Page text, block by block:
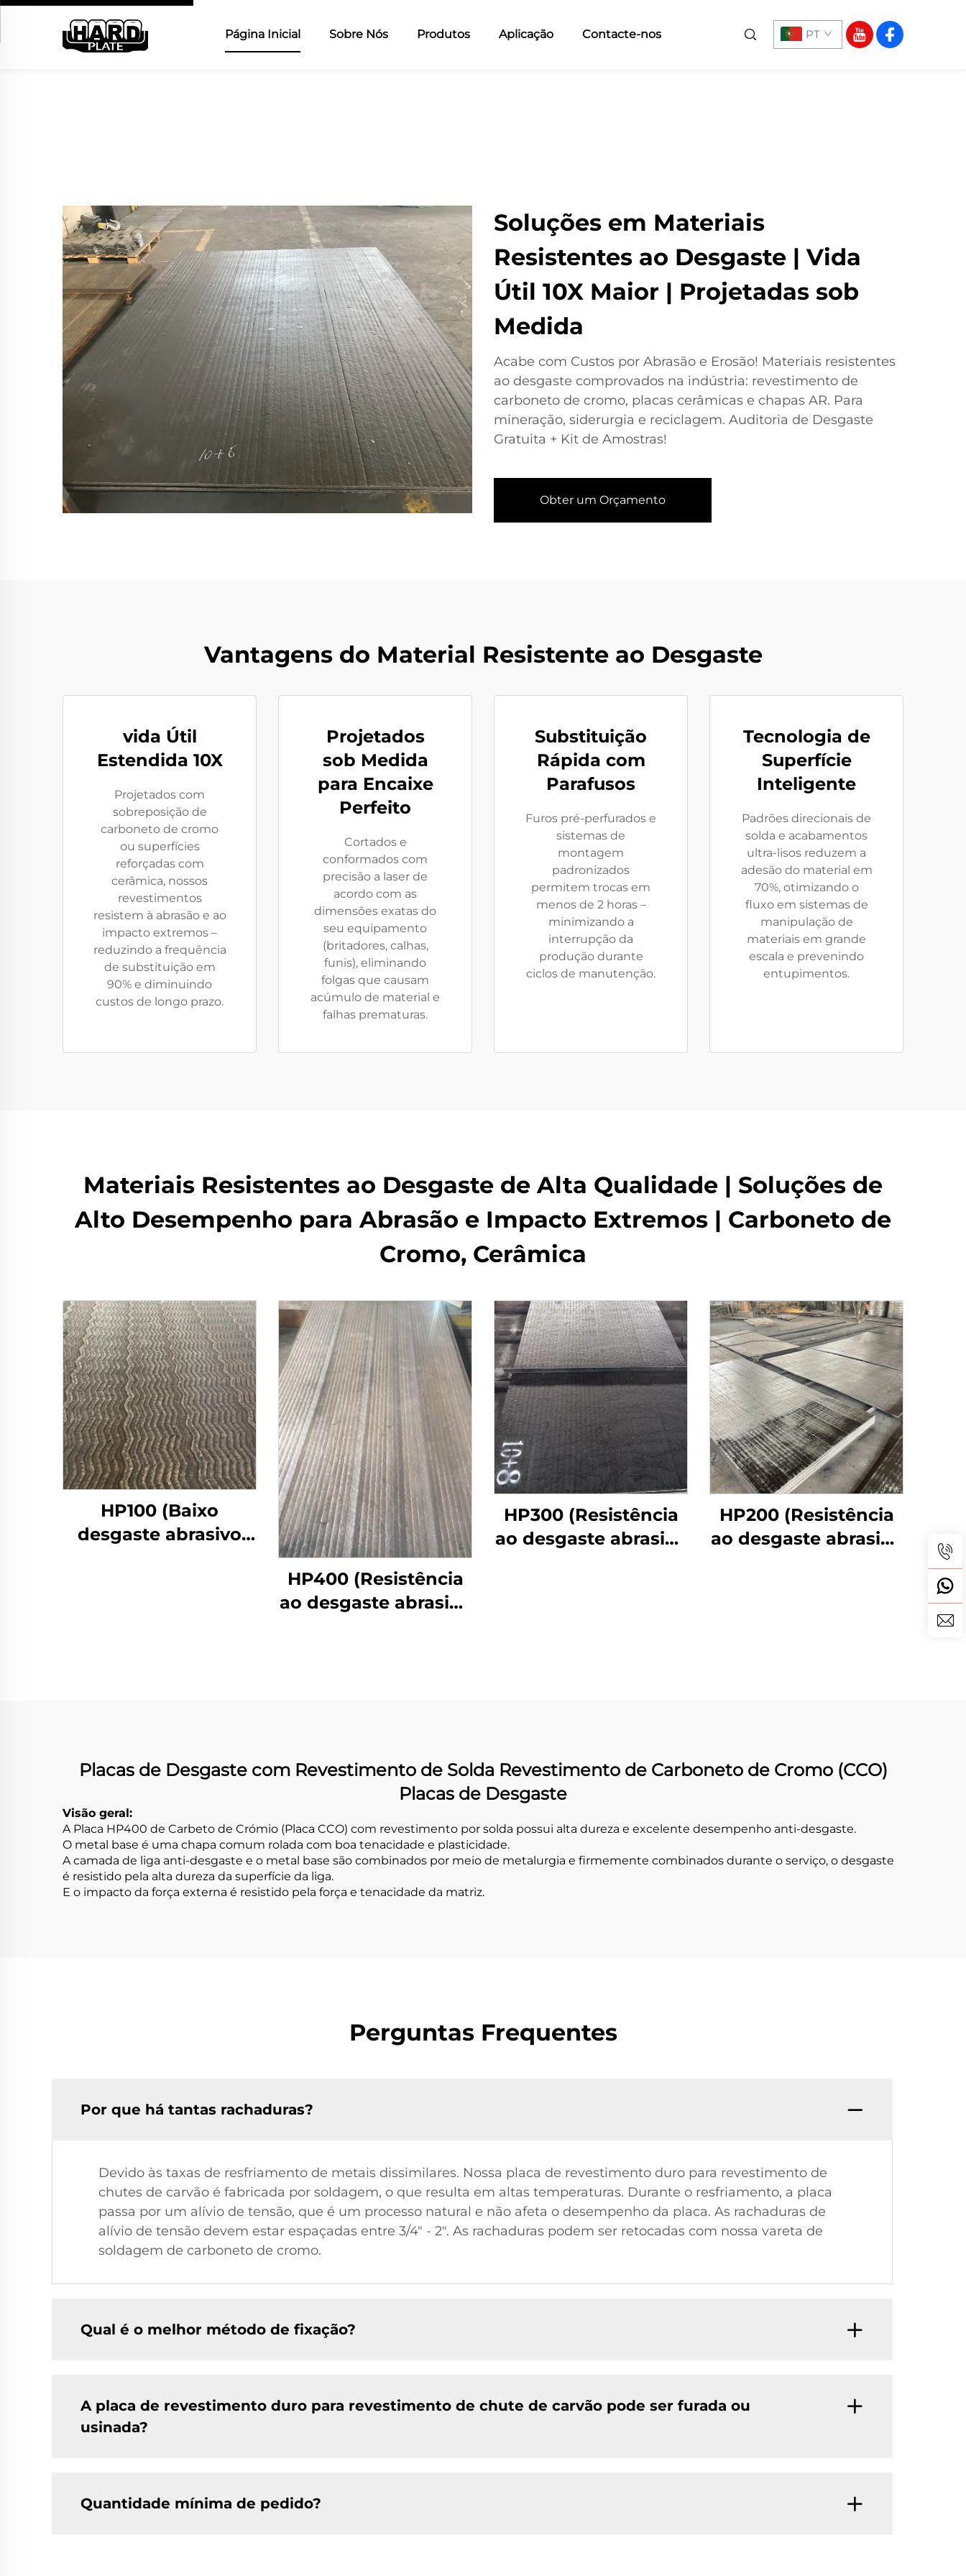
Página Inicial Sobre Nós Produtos Aplicação Contacte-nos PT
Soluções em Materiais
Resistentes ao Desgaste | Vida
Útil 10X Maior | Projetadas sob
Medida
Acabe com Custos por Abrasão e Erosão! Materiais resistentes
ao desgaste comprovados na indústria: revestimento de
carboneto de cromo, placas cerâmicas e chapas AR. Para
mineração, siderurgia e reciclagem. Auditoria de Desgaste
Gratuita + Kit de Amostras!
Obter um Orçamento
Vantagens do Material Resistente ao Desgaste
vida Útil
Estendida 10X
Projetados com
sobreposição de
carboneto de cromo
ou superfícies
reforçadas com
cerâmica, nossos
revestimentos
resistem à abrasão e ao
impacto extremos –
reduzindo a frequência
de substituição em
90% e diminuindo
custos de longo prazo.
Projetados
sob Medida
para Encaixe
Perfeito
Cortados e
conformados com
precisão a laser de
acordo com as
dimensões exatas do
seu equipamento
(britadores, calhas,
funis), eliminando
folgas que causam
acúmulo de material e
falhas prematuras.
Substituição
Rápida com
Parafusos
Furos pré-perfurados e
sistemas de
montagem
padronizados
permitem trocas em
menos de 2 horas –
minimizando a
interrupção da
produção durante
ciclos de manutenção.
Tecnologia de
Superfície
Inteligente
Padrões direcionais de
solda e acabamentos
ultra-lisos reduzem a
adesão do material em
70%, otimizando o
fluxo em sistemas de
manipulação de
materiais em grande
escala e prevenindo
entupimentos.
Materiais Resistentes ao Desgaste de Alta Qualidade | Soluções de
Alto Desempenho para Abrasão e Impacto Extremos | Carboneto de
Cromo, Cerâmica
HP100 (Baixo
desgaste abrasivo
HP400 (Resistência
ao desgaste abrasivo
HP300 (Resistência
ao desgaste abrasivo
HP200 (Resistência
ao desgaste abrasivo
Placas de Desgaste com Revestimento de Solda Revestimento de Carboneto de Cromo (CCO)
Placas de Desgaste
Visão geral:
A Placa HP400 de Carbeto de Crómio (Placa CCO) com revestimento por solda possui alta dureza e excelente desempenho anti-desgaste.
O metal base é uma chapa comum rolada com boa tenacidade e plasticidade.
A camada de liga anti-desgaste e o metal base são combinados por meio de metalurgia e firmemente combinados durante o serviço, o desgaste
é resistido pela alta dureza da superfície da liga.
E o impacto da força externa é resistido pela força e tenacidade da matriz.
Perguntas Frequentes
Por que há tantas rachaduras?
Devido às taxas de resfriamento de metais dissimilares. Nossa placa de revestimento duro para revestimento de
chutes de carvão é fabricada por soldagem, o que resulta em altas temperaturas. Durante o resfriamento, a placa
passa por um alívio de tensão, que é um processo natural e não afeta o desempenho da placa. As rachaduras de
alívio de tensão devem estar espaçadas entre 3/4" - 2". As rachaduras podem ser retocadas com nossa vareta de
soldagem de carboneto de cromo.
Qual é o melhor método de fixação?
A placa de revestimento duro para revestimento de chute de carvão pode ser furada ou
usinada?
Quantidade mínima de pedido?